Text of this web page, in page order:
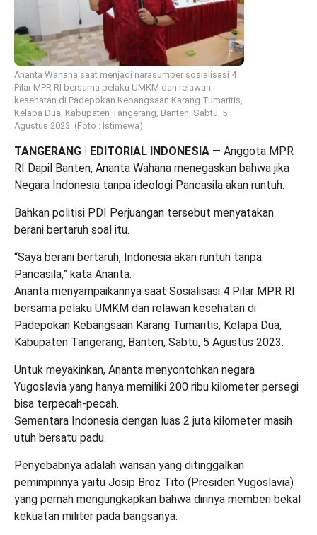
Ananta Wahana saat menjadi narasumber sosialisasi 4
Pilar MPR RI bersama pelaku UMKM dan relawan
kesehatan di Padepokan Kebangsaan Karang Tumaritis,
Kelapa Dua, Kabupaten Tangerang, Banten, Sabtu, 5
Agustus 2023. (Foto : Istimewa)
TANGERANG | EDITORIAL INDONESIA — Anggota MPR
RI Dapil Banten, Ananta Wahana menegaskan bahwa jika
Negara Indonesia tanpa ideologi Pancasila akan runtuh.
Bahkan politisi PDI Perjuangan tersebut menyatakan
berani bertaruh soal itu.
“Saya berani bertaruh, Indonesia akan runtuh tanpa
Pancasila,” kata Ananta.
Ananta menyampaikannya saat Sosialisasi 4 Pilar MPR RI
bersama pelaku UMKM dan relawan kesehatan di
Padepokan Kebangsaan Karang Tumaritis, Kelapa Dua,
Kabupaten Tangerang, Banten, Sabtu, 5 Agustus 2023.
Untuk meyakinkan, Ananta menyontohkan negara
Yugoslavia yang hanya memiliki 200 ribu kilometer persegi
bisa terpecah-pecah.
Sementara Indonesia dengan luas 2 juta kilometer masih
utuh bersatu padu.
Penyebabnya adalah warisan yang ditinggalkan
pemimpinnya yaitu Josip Broz Tito (Presiden Yugoslavia)
yang pernah mengungkapkan bahwa dirinya memberi bekal
kekuatan militer pada bangsanya.